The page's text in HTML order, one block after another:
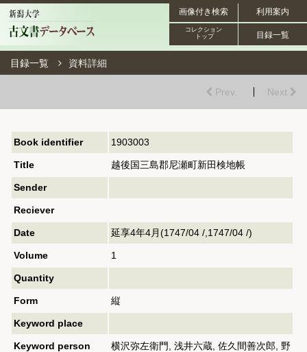
利用案内
画像付き検索
目録一覧
コレクション
トップ
目録一覧 資料詳細
Prev. Next
Book identifier 1903003
Title 越後国三島郡尼瀬町新田検地帳
Sender
Reciever
Date 延享4年4月(1747/04 /,1747/04 /)
Volume 1
Quantity
Form 縦
Keyword place
Keyword person
横沢弥左衛門, 浅井六蔵, 佐久間善次郎, 野